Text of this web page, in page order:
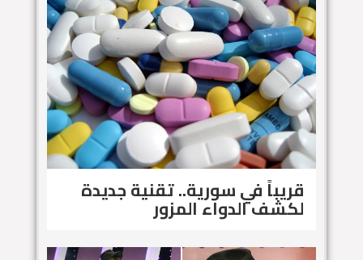
قريباً في سورية.. تقنية جديدة
لكشف الدواء المزور